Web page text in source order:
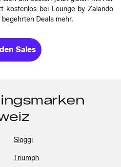
kostenlos bei Lounge by Zalando
Deals mehr.
Sales
Sloggi
Triumph